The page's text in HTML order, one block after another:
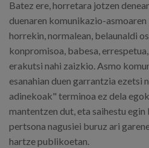
Batez ere, horretara jotzen
duenaren komunikazio-
horrekin, normalean, belaunaldi
konpromisoa, babesa,
erakutsi nahi zaizkio. Asmo
esanahian duen garrantzia ezetsi
adinekoak" terminoa ez dela
mantentzen dut, eta saihestu
pertsona nagusiei buruz ari
hartze publikoetan.